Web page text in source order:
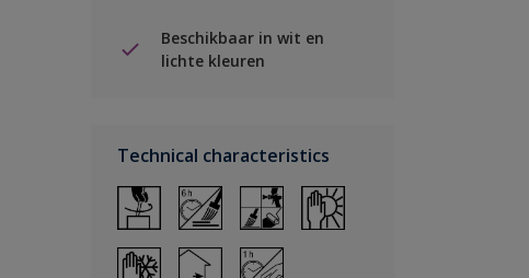
Beschikbaar in wit en
lichte kleuren
Technical characteristics